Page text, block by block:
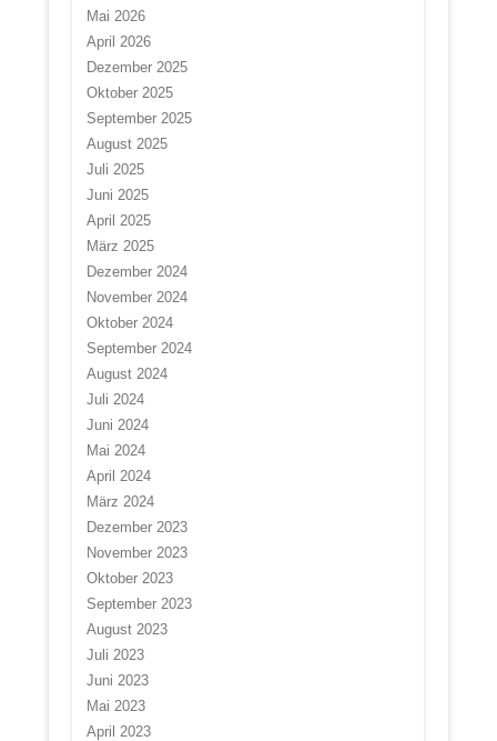
Mai 2026
April 2026
Dezember 2025
Oktober 2025
September 2025
August 2025
Juli 2025
Juni 2025
April 2025
März 2025
Dezember 2024
November 2024
Oktober 2024
September 2024
August 2024
Juli 2024
Juni 2024
Mai 2024
April 2024
März 2024
Dezember 2023
November 2023
Oktober 2023
September 2023
August 2023
Juli 2023
Juni 2023
Mai 2023
April 2023